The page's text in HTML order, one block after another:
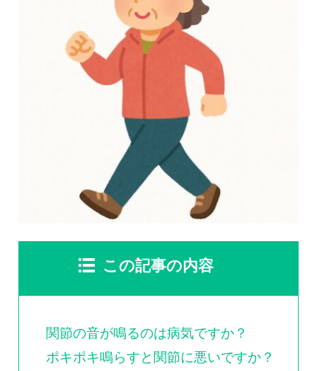
慢性疼痛
症例
よくある質問
クリニック紹介
採用情報 コラム
予約フォーム
治療電話相談はこちら
0120-117-560
※上記電話番号をタップで電話が繋がります
この記事の内容
関節の音が鳴るのは病気ですか？
ポキポキ鳴らすと関節に悪いですか？